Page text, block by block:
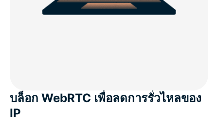
บล็อก WebRTC เพื่อลดการรั่วไหลของ
IP